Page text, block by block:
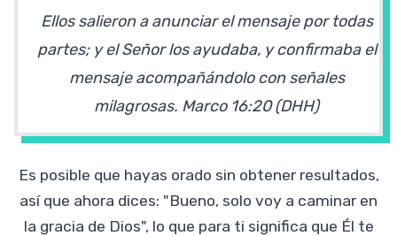
Ellos salieron a anunciar el mensaje por todas
partes; y el Señor los ayudaba, y confirmaba el
mensaje acompañándolo con señales
milagrosas. Marco 16:20 (DHH)
Es posible que hayas orado sin obtener resultados,
así que ahora dices: "Bueno, solo voy a caminar en
la gracia de Dios", lo que para ti significa que Él te